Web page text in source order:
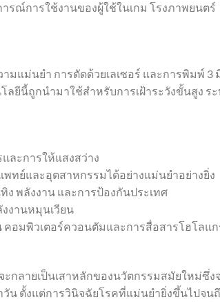
รณ์การใช้งานของผู้ใช้ในเกม โรงภาพยนตร์
แม่นยำ การตัดด้วยเลเซอร์ และการพิมพ์ 3
ยีนี้ถูกนำมาใช้สำหรับการเฝ้าระวังขั้นสูง ร
ละการให้แสงสว่าง
ทย์และอุตสาหกรรมได้อย่างแม่นยำอย่างยิ่ง
พลังงาน และการป้องกันประเทศ
งานหมุนเวียน
คอมพิวเตอร์ควอนตัมและการสื่อสารโฮโลแ
กลายเป็นเสาหลักของนวัตกรรมสมัยใหม่ซึ่ง
ตั้งแต่การวินิจฉัยโรคที่แม่นยำยิ่งขึ้นไปจน